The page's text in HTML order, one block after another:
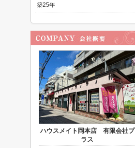
築25年
ハウスメイト岡本店 有限会社プ
ラス